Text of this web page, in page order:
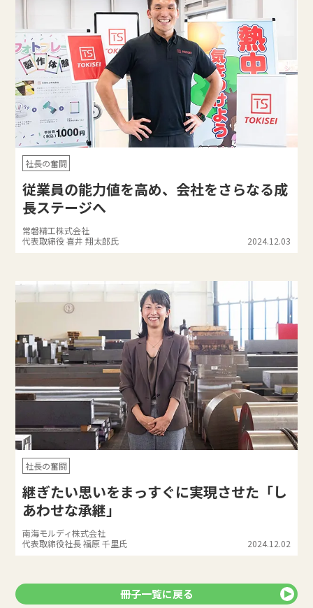
社長の奮闘
従業員の能力値を高め、会社をさらなる成
長ステージへ
常磐精工株式会社
代表取締役 喜井 翔太郎氏
2024.12.03
社長の奮闘
継ぎたい思いをまっすぐに実現させた「し
あわせな承継」
南海モルディ株式会社
代表取締役社長 福原 千里氏
2024.12.02
冊子一覧に戻る